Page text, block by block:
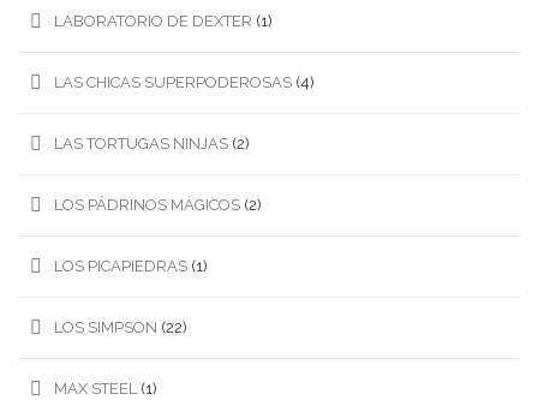
LABORATORIO DE DEXTER (1)
LAS CHICAS SUPERPODEROSAS (4)
LAS TORTUGAS NINJAS (2)
LOS PÁDRINOS MÁGICOS (2)
LOS PICAPIEDRAS (1)
LOS SIMPSON (22)
MAX STEEL (1)